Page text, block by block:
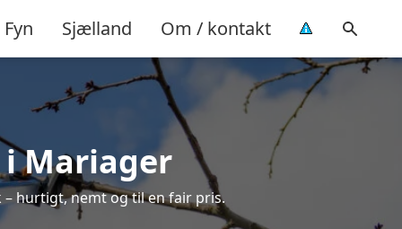
Fyn Sjælland Om / kontakt
Mariager
hurtigt, nemt og til en fair pris.